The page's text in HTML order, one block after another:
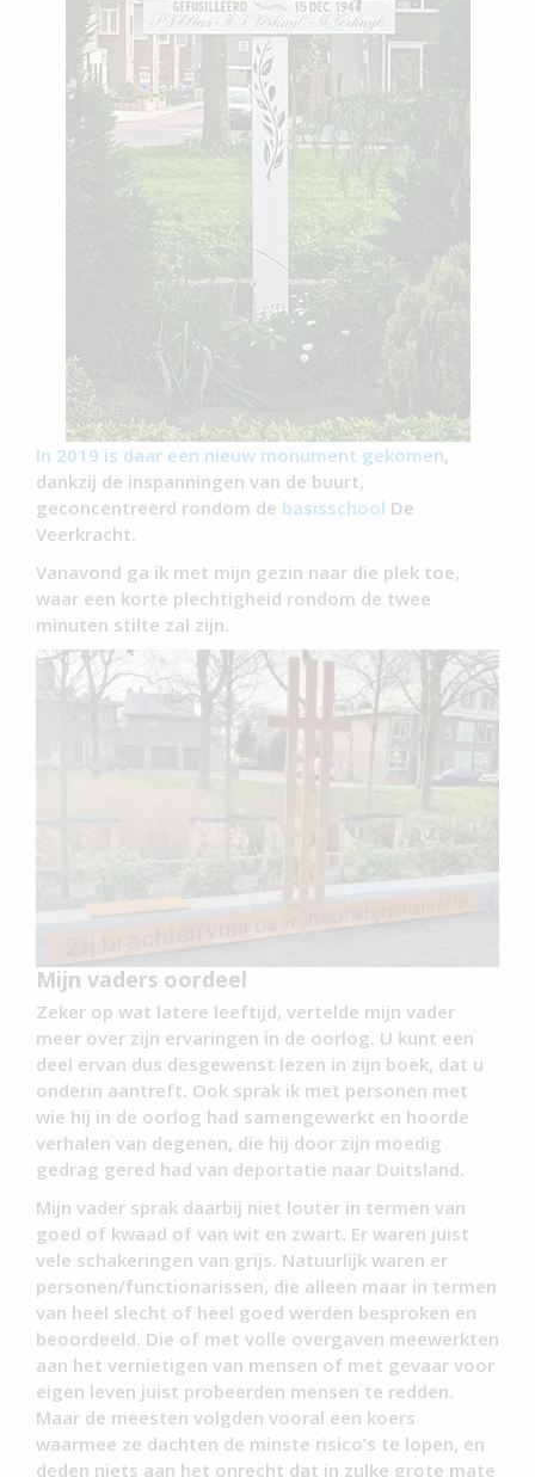
In 2019 is daar een nieuw monument gekomen,
dankzij de inspanningen van de buurt,
geconcentreerd rondom de basisschool De
Veerkracht.
Vanavond ga ik met mijn gezin naar die plek toe,
waar een korte plechtigheid rondom de twee
minuten stilte zal zijn.
Mijn vaders oordeel
Zeker op wat latere leeftijd, vertelde mijn vader
meer over zijn ervaringen in de oorlog. U kunt een
deel ervan dus desgewenst lezen in zijn boek, dat u
onderin aantreft. Ook sprak ik met personen met
wie hij in de oorlog had samengewerkt en hoorde
verhalen van degenen, die hij door zijn moedig
gedrag gered had van deportatie naar Duitsland.
Mijn vader sprak daarbij niet louter in termen van
goed of kwaad of van wit en zwart. Er waren juist
vele schakeringen van grijs. Natuurlijk waren er
personen/functionarissen, die alleen maar in termen
van heel slecht of heel goed werden besproken en
beoordeeld. Die of met volle overgaven meewerkten
aan het vernietigen van mensen of met gevaar voor
eigen leven juist probeerden mensen te redden.
Maar de meesten volgden vooral een koers
waarmee ze dachten de minste risico’s te lopen, en
deden niets aan het onrecht dat in zulke grote mate